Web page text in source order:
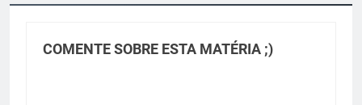
COMENTE SOBRE ESTA MATÉRIA ;)